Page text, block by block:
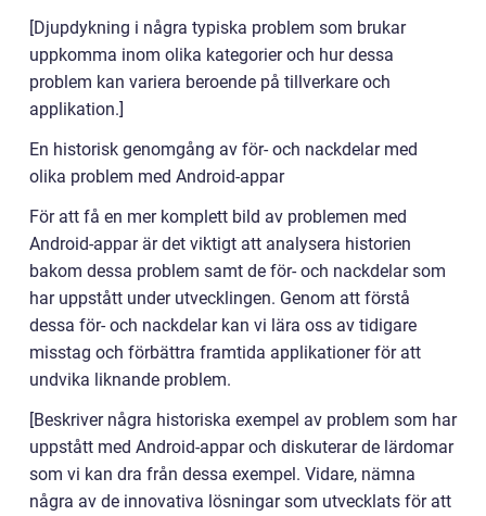
[Djupdykning i några typiska problem som brukar
uppkomma inom olika kategorier och hur dessa
problem kan variera beroende på tillverkare och
applikation.]
En historisk genomgång av för- och nackdelar med
olika problem med Android-appar
För att få en mer komplett bild av problemen med
Android-appar är det viktigt att analysera historien
bakom dessa problem samt de för- och nackdelar som
har uppstått under utvecklingen. Genom att förstå
dessa för- och nackdelar kan vi lära oss av tidigare
misstag och förbättra framtida applikationer för att
undvika liknande problem.
[Beskriver några historiska exempel av problem som har
uppstått med Android-appar och diskuterar de lärdomar
som vi kan dra från dessa exempel. Vidare, nämna
några av de innovativa lösningar som utvecklats för att